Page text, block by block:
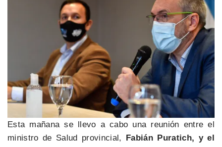
Esta mañana se llevo a cabo una reunión entre el
ministro de Salud provincial, Fabián Puratich, y el